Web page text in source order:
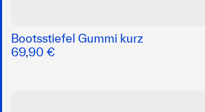
Bootsstiefel Gummi kurz
69,90 €